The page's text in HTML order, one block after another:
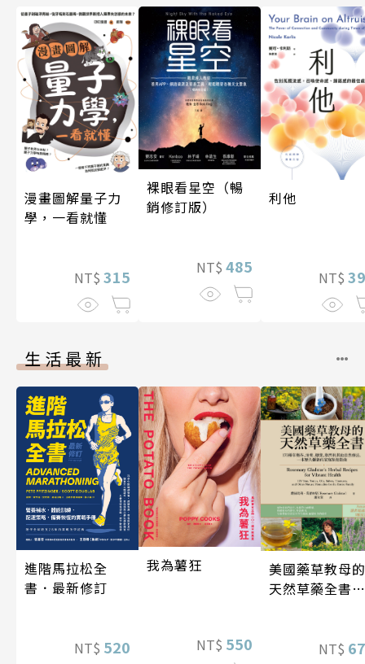
漫畫圖解量子力
學，一看就懂
NT$ 315
裸眼看星空（暢
銷修訂版）
NT$ 485
利他
NT$
生活最新
進階馬拉松全
書．最新修訂
NT$ 520
我為薯狂
NT$ 550
美國藥草教母的
天然草藥全書
NT$